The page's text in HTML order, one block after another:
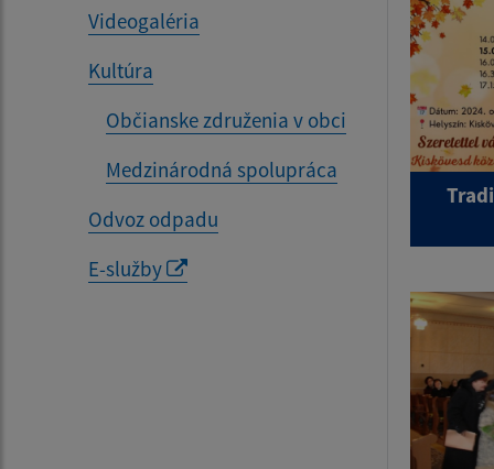
Videogaléria
Kultúra
Občianske združenia v obci
Medzinárodná spolupráca
Odvoz odpadu
E-služby